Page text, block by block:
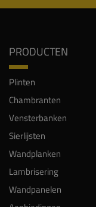
PRODUCTEN
Plinten
Chambranten
Vensterbanken
Sierlijsten
Wandplanken
Lambrisering
Wandpanelen